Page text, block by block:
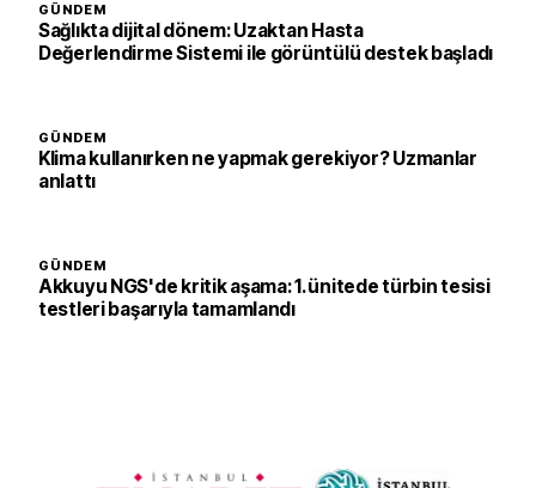
GÜNDEM
Sağlıkta dijital dönem: Uzaktan Hasta
Değerlendirme Sistemi ile görüntülü destek başladı
GÜNDEM
Klima kullanırken ne yapmak gerekiyor? Uzmanlar
anlattı
GÜNDEM
Akkuyu NGS'de kritik aşama: 1. ünitede türbin tesisi
testleri başarıyla tamamlandı